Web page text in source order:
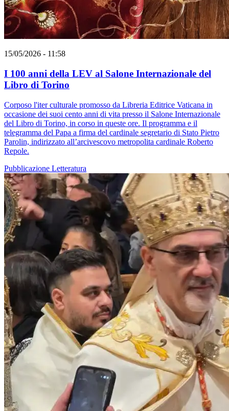
15/05/2026 - 11:58
I 100 anni della LEV al Salone Internazionale del
Libro di Torino
Corposo l'iter culturale promosso da Libreria Editrice Vaticana in
occasione dei suoi cento anni di vita presso il Salone Internazionale
del Libro di Torino, in corso in queste ore. Il programma e il
telegramma del Papa a firma del cardinale segretario di Stato Pietro
Parolin, indirizzato all’arcivescovo metropolita cardinale Roberto
Repole.
Pubblicazione Letteratura